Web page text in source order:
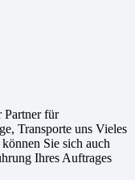
Partner für
Transporte uns Vieles
Sie sich auch
Ihres Auftrages